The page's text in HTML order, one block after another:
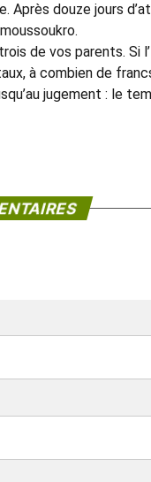
douze jours
de vos parents. Si
à combien de
jugement : le